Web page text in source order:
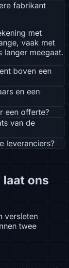
fabrikant
met
vaak met
langer meegaat.
boven een
en een
een offerte?
van de
leveranciers?
laat ons
versleten
twee